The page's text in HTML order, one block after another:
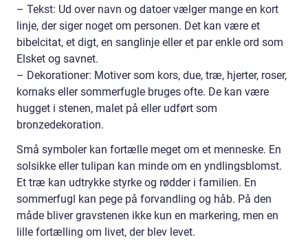
– Tekst: Ud over navn og datoer vælger mange en kort
linje, der siger noget om personen. Det kan være et
bibelcitat, et digt, en sanglinje eller et par enkle ord som
Elsket og savnet.
– Dekorationer: Motiver som kors, due, træ, hjerter, roser,
kornaks eller sommerfugle bruges ofte. De kan være
hugget i stenen, malet på eller udført som
bronzedekoration.
Små symboler kan fortælle meget om et menneske. En
solsikke eller tulipan kan minde om en yndlingsblomst.
Et træ kan udtrykke styrke og rødder i familien. En
sommerfugl kan pege på forvandling og håb. På den
måde bliver gravstenen ikke kun en markering, men en
lille fortælling om livet, der blev levet.